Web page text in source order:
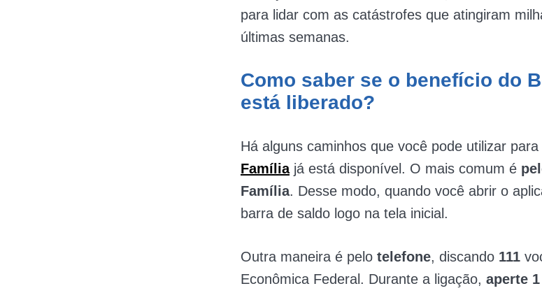
para lidar com as catástrofes que atingiram
últimas semanas.
Como saber se o benefício do
está liberado?
Há alguns caminhos que você pode utilizar
Famíliajá está disponível. O mais comum é
Família. Desse modo, quando você abrir o
barra de saldo logo na tela inicial.
Outra maneira é pelo telefone, discando 111
Econômica Federal. Durante a ligação, aperte 1